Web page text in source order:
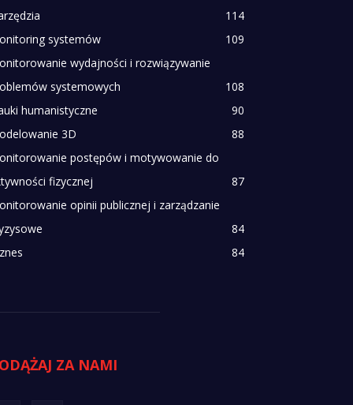
114
systemów
109
wydajności i rozwiązywanie
systemowych
108
humanistyczne
90
3D
88
postępów i motywowanie do
fizycznej
87
opinii publicznej i zarządzanie
84
84
ZA NAMI